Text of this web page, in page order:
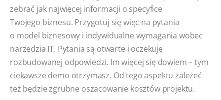
zebrać jak najwięcej informacji o specyfice
Twojego biznesu. Przygotuj się więc na pytania
o model biznesowy i indywidualne wymagania wobec
narzędzia IT. Pytania są otwarte i oczekuję
rozbudowanej odpowiedzi. Im więcej się dowiem – tym
ciekawsze demo otrzymasz. Od tego aspektu zależeć
też będzie zgrubne oszacowanie kosztów projektu.